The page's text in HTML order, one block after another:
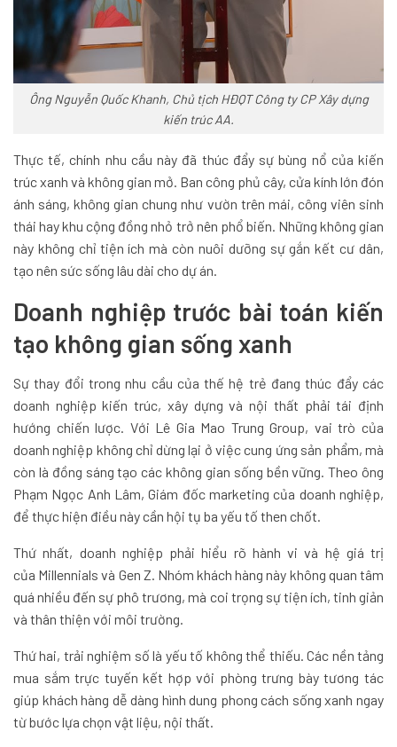
Ông Nguyễn Quốc Khanh, Chủ tịch HĐQT Công ty CP Xây dựng
kiến trúc AA.
Thực tế, chính nhu cầu này đã thúc đẩy sự bùng nổ của kiến
trúc xanh và không gian mở. Ban công phủ cây, cửa kính lớn đón
ánh sáng, không gian chung như vườn trên mái, công viên sinh
thái hay khu cộng đồng nhỏ trở nên phổ biến. Những không gian
này không chỉ tiện ích mà còn nuôi dưỡng sự gắn kết cư dân,
tạo nên sức sống lâu dài cho dự án.
Doanh nghiệp trước bài toán kiến
tạo không gian sống xanh
Sự thay đổi trong nhu cầu của thế hệ trẻ đang thúc đẩy các
doanh nghiệp kiến trúc, xây dựng và nội thất phải tái định
hướng chiến lược. Với Lê Gia Mao Trung Group, vai trò của
doanh nghiệp không chỉ dừng lại ở việc cung ứng sản phẩm, mà
còn là đồng sáng tạo các không gian sống bền vững. Theo ông
Phạm Ngọc Anh Lâm, Giám đốc marketing của doanh nghiệp,
để thực hiện điều này cần hội tụ ba yếu tố then chốt.
Thứ nhất, doanh nghiệp phải hiểu rõ hành vi và hệ giá trị
của Millennials và Gen Z. Nhóm khách hàng này không quan tâm
quá nhiều đến sự phô trương, mà coi trọng sự tiện ích, tinh giản
và thân thiện với môi trường.
Thứ hai, trải nghiệm số là yếu tố không thể thiếu. Các nền tảng
mua sắm trực tuyến kết hợp với phòng trưng bày tương tác
giúp khách hàng dễ dàng hình dung phong cách sống xanh ngay
từ bước lựa chọn vật liệu, nội thất.